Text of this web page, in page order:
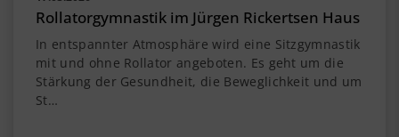
Rollatorgymnastik im Jürgen Rickertsen Haus
In entspannter Atmosphäre wird eine Sitzgymnastik
mit und ohne Rollator angeboten. Es geht um die
Stärkung der Gesundheit, die Beweglichkeit und um
St…